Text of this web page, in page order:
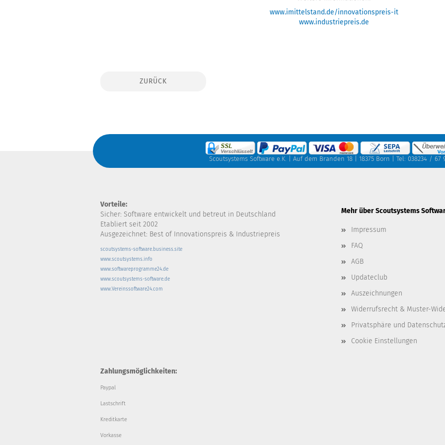
www.imittelstand.de/innovationspreis-it
www.industriepreis.de
ZURÜCK
Scoutsystems Software e.K. | Auf dem Branden 18 | 18375 Born | Tel: 038234 / 67
Vorteile:
Sicher: Software entwickelt und betreut in Deutschland
Etabliert seit 2002
Ausgezeichnet: Best of Innovationspreis & Industriepreis
scoutsystems-software.business.site
www.scoutsystems.info
www.softwareprogramme24.de
www.scoutsystems-software.de
www.Vereinssoftware24.com
Mehr über Scoutsystems
Impressum
FAQ
AGB
Updateclub
Auszeichnungen
Widerrufsrecht & Muster-
Privatsphäre und
Cookie Einstellungen
Zahlungsmöglichkeiten:
Paypal
Lastschrift
Kreditkarte
Vorkasse